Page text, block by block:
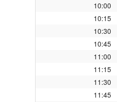
10:00
10:15
10:30
10:45
11:00
11:15
11:30
11:45